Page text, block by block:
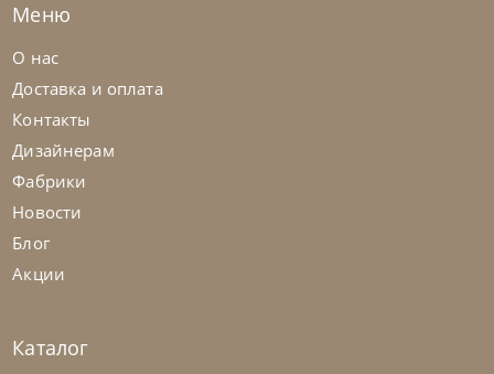
Tomasella
Меню
О нас
Доставка и оплата
Контакты
Дизайнерам
Фабрики
Новости
Блог
Акции
Каталог